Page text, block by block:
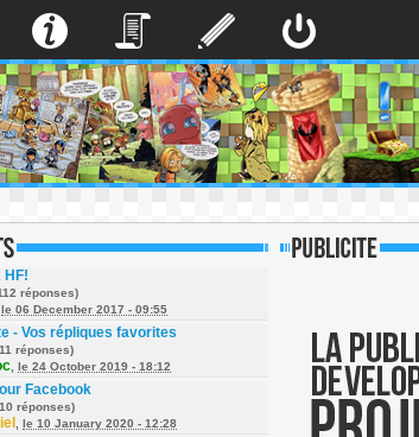
HF!
réponses)
le 06 December 2017 - 09:55
- Vos répliques favorites
réponses)
le 24 October 2019 - 18:12
Facebook
réponses)
le 10 January 2020 - 12:28